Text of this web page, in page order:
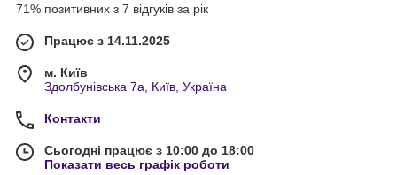
71% позитивних з 7 відгуків за рік
Працює з 14.11.2025
м. Київ
Здолбунівська 7а, Київ, Україна
Контакти
Сьогодні працює з 10:00 до 18:00
Показати весь графік роботи